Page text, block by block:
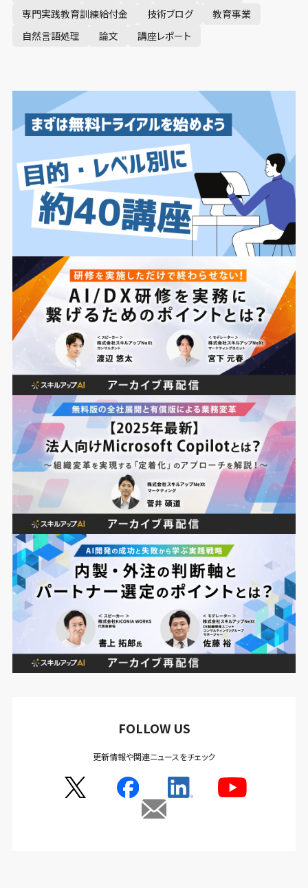
専門実践教育訓練給付金
技術ブログ
教育事業
自然言語処理
論文 講座レポート
FOLLOW US
更新情報や関連ニュースをチェック